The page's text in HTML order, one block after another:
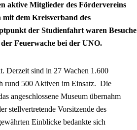
aktive Mitglieder des Fördervereins
mit dem Kreisverband des
der Studienfahrt waren Besuche
Feuerwache bei der UNO.
Derzeit sind in 27 Wachen 1.600
rund 500 Aktiven im Einsatz. Die
angeschlossene Museum übernahm
stellvertretende Vorsitzende des
Einblicke bedankte sich